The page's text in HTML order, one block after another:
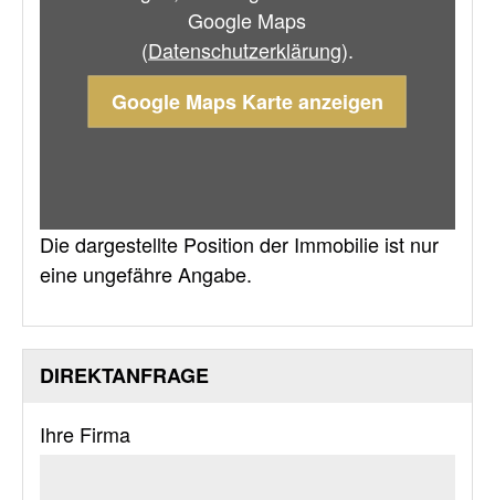
Google Maps
(Datenschutzerklärung).
Google Maps Karte anzeigen
Die dargestellte Position der Immobilie ist nur
eine ungefähre Angabe.
DIREKTANFRAGE
Ihre Firma